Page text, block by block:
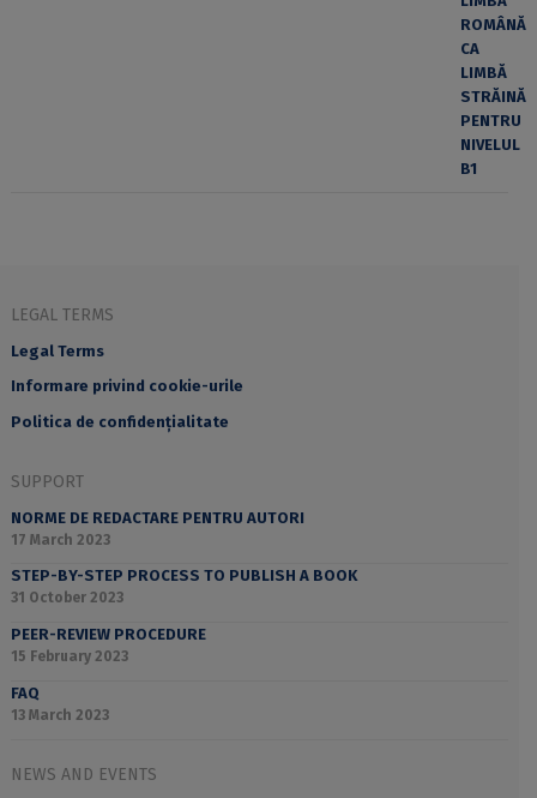
LEGAL TERMS
Legal Terms
Informare privind cookie-urile
Politica de confidențialitate
SUPPORT
NORME DE REDACTARE PENTRU AUTORI
17 March 2023
STEP-BY-STEP PROCESS TO PUBLISH A BOOK
31 October 2023
PEER-REVIEW PROCEDURE
15 February 2023
FAQ
13 March 2023
NEWS AND EVENTS